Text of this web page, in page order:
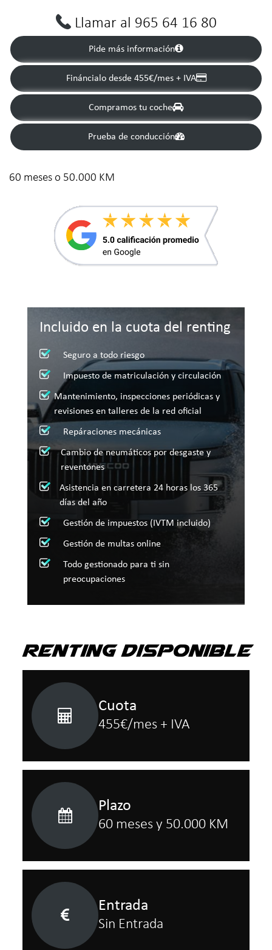
Llamar al 965 64 16 80
Pide más información
Fináncialo desde 455€/mes + IVA
Compramos tu coche
Prueba de conducción
60 meses o 50.000 KM
Incluido en la cuota del renting
Seguro a todo riesgo
Impuesto de matriculación y circulación
Mantenimiento, inspecciones periódicas y
revisiones en talleres de la red oficial
Repáraciones mecánicas
Cambio de neumáticos por desgaste y
reventones
Asistencia en carretera 24 horas los 365
días del año
Gestión de impuestos (IVTM incluido)
Gestión de multas online
Todo gestionado para ti sin
preocupaciones
Renting disponible
Cuota
455€/mes + IVA
Plazo
60 meses y 50.000 KM
Entrada
Sin Entrada